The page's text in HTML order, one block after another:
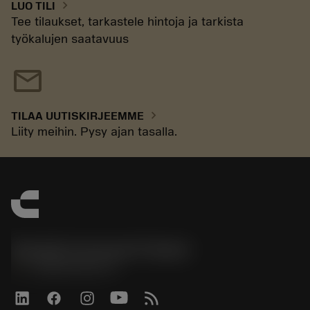
LUO TILI chevron_right
Tee tilaukset, tarkastele hintoja ja tarkista
työkalujen saatavuus
mail
TILAA UUTISKIRJEEMME chevron_right
Liity meihin. Pysy ajan tasalla.